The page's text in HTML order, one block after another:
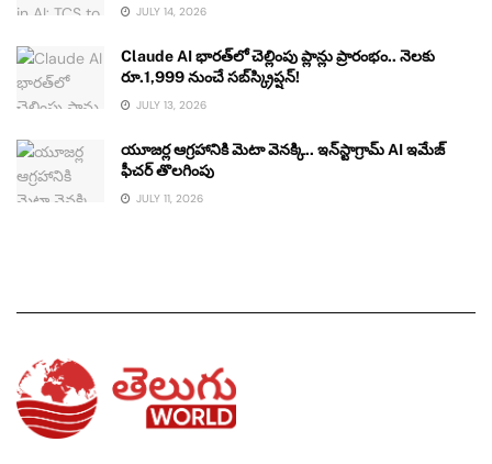
JULY 14, 2026
Claude AI భారత్‌లో చెల్లింపు ప్లాన్లు ప్రారంభం.. నెలకు
రూ.1,999 నుంచే సబ్‌స్క్రిప్షన్!
JULY 13, 2026
యూజర్ల ఆగ్రహానికి మెటా వెనక్కి.. ఇన్‌స్టాగ్రామ్ AI ఇమేజ్
ఫీచర్ తొలగింపు
JULY 11, 2026